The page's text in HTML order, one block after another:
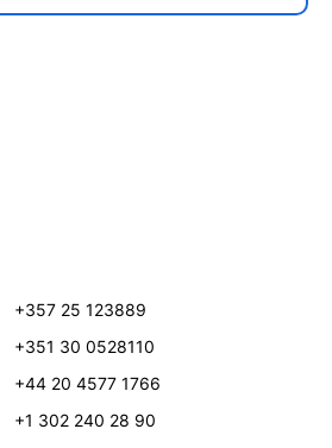
+357 25 123889
+351 30 0528110
+44 20 4577 1766
+1 302 240 28 90